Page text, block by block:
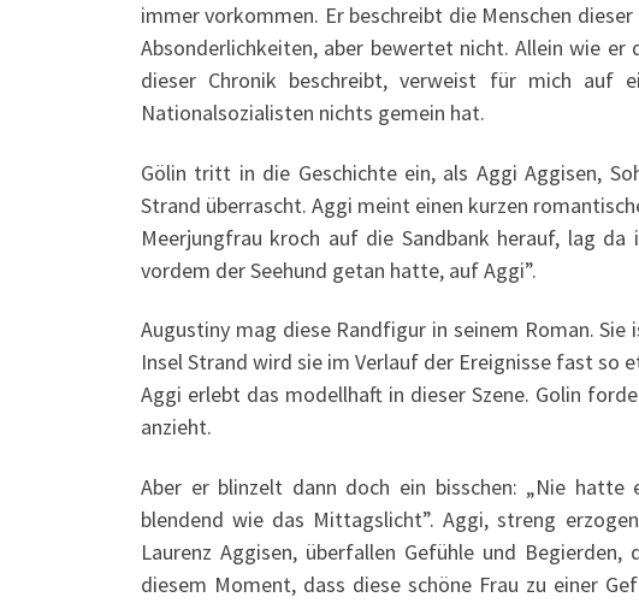
immer vorkommen. Er beschreibt die Menschen
Absonderlichkeiten, aber bewertet nicht. Allein wie
dieser Chronik beschreibt, verweist für mich auf
Nationalsozialisten nichts gemein hat.
Gölin tritt in die Geschichte ein, als Aggi Aggisen,
Strand überrascht. Aggi meint einen kurzen
Meerjungfrau kroch auf die Sandbank herauf, lag
vordem der Seehund getan hatte, auf Aggi”.
Augustiny mag diese Randfigur in seinem Roman.
Insel Strand wird sie im Verlauf der Ereignisse fast so
Aggi erlebt das modellhaft in dieser Szene. Golin
anzieht.
Aber er blinzelt dann doch ein bisschen: „Nie
blendend wie das Mittagslicht”. Aggi, streng
Laurenz Aggisen, überfallen Gefühle und
diesem Moment, dass diese schöne Frau zu einer